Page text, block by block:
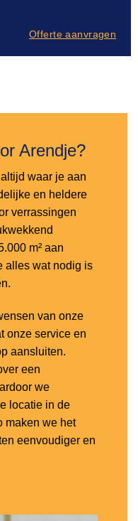
Offerte aanvragen
Arendje?
waar je aan
en heldere
verrassingen
m² aan
alles wat nodig is
van onze
onze service en
aansluiten.
een
we
locatie in de
maken we het
eenvoudiger en